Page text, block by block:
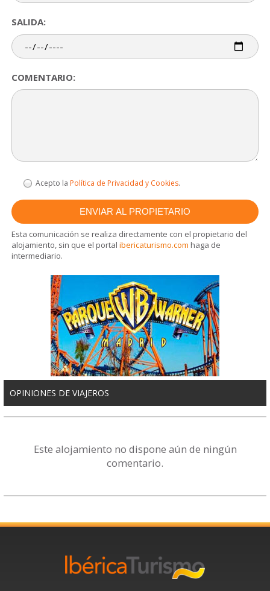
SALIDA:
COMENTARIO:
Acepto la Política de Privacidad y Cookies.
Esta comunicación se realiza directamente con el propietario del
alojamiento, sin que el portalibericaturismo.com haga de
intermediario.
OPINIONES DE VIAJEROS
Este alojamiento no dispone aún de ningún
comentario.